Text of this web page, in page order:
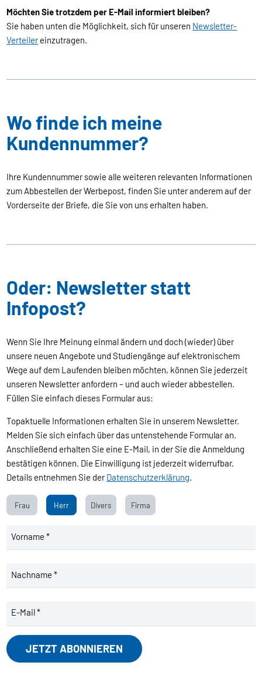
Möchten Sie trotzdem per E-Mail informiert bleiben?
Sie haben unten die Möglichkeit, sich für unseren Newsletter-
Verteilereinzutragen.
Wo finde ich meine
Kundennummer?
Ihre Kundennummer sowie alle weiteren relevanten Informationen
zum Abbestellen der Werbepost, finden Sie unter anderem auf der
Vorderseite der Briefe, die Sie von uns erhalten haben.
Oder: Newsletter statt
Infopost?
Wenn Sie Ihre Meinung einmal ändern und doch (wieder) über
unsere neuen Angebote und Studiengänge auf elektronischem
Wege auf dem Laufenden bleiben möchten, können Sie jederzeit
unseren Newsletter anfordern – und auch wieder abbestellen.
Füllen Sie einfach dieses Formular aus:
Topaktuelle Informationen erhalten Sie in unserem Newsletter.
Melden Sie sich einfach über das untenstehende Formular an.
Anschließend erhalten Sie eine E-Mail, in der Sie die Anmeldung
bestätigen können. Die Einwilligung ist jederzeit widerrufbar.
Details entnehmen Sie derDatenschutzerklärung.
Frau Herr Divers Firma
Vorname *
Nachname *
E-Mail *